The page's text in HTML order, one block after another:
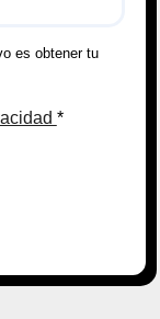
es obtener tu
*